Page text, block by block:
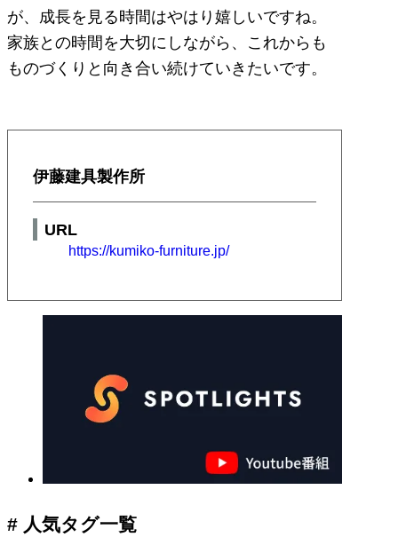
が、成長を見る時間はやはり嬉しいですね。
家族との時間を大切にしながら、これからも
ものづくりと向き合い続けていきたいです。
伊藤建具製作所
URL
https://kumiko-furniture.jp/
# 人気タグ一覧